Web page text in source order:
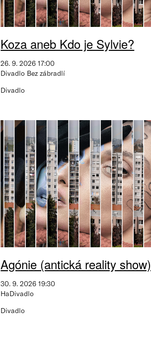
Koza aneb Kdo je Sylvie?
26. 9. 2026 17:00
Divadlo Bez zábradlí
Divadlo
Agónie (antická reality show)
30. 9. 2026 19:30
HaDivadlo
Divadlo